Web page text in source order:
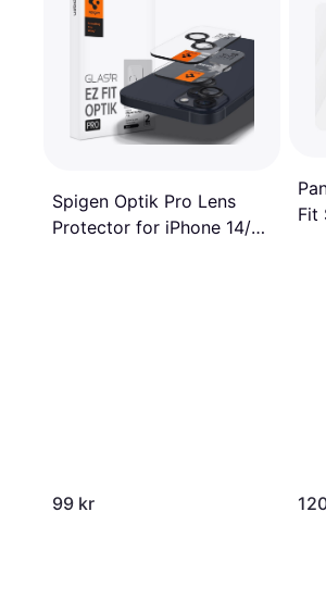
Spigen Optik Pro Lens
Protector for iPhone 14/14
99 kr
Fit